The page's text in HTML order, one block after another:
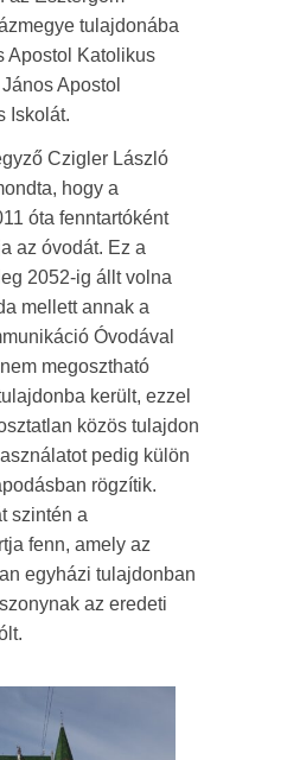
tulajdonába
Apostol Katolikus
Apostol
Iskolát.
Czigler László
hogy a
óta fenntartóként
az óvodát. Ez a
2052-ig állt volna
mellett annak a
Óvodával
megosztható
került, ezzel
közös tulajdon
pedig külön
rögzítik.
szintén a
fenn, amely az
egyházi tulajdonban
az eredeti